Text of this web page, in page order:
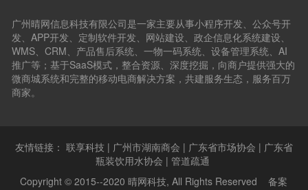
广州晴网信息科技有限公司是一家主要从事小程序开发、公众号开
发、APP开发、定制软件开发、网站建设、政企信息化系统建设、
WMS、CRM、产品售后系统、一物一码系统、设备管理系统、AI
推广等；基于SaaS模式，整合资源、深度挖掘，向商户提供强大的
微商城系统和完整的移动电商解决方案，共建服务生态，服务百万
商家。
友情链接： 联享科技 | 广州市湖南商会 | 广东省市场协会 | 广东省
瓶装饮用水协会 | 管道疏通
Copyright © 2015--2020 晴网科技, All Rights Reserved 备案